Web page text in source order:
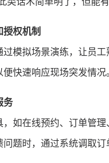
权机制
模拟场景演练，让员
快速响应现场突发情况。
务
如在线预约、订单管理、
题时，通过系统调取